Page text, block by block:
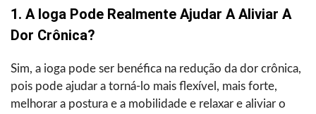
1. A Ioga Pode Realmente Ajudar A Aliviar A
Dor Crônica?
Sim, a ioga pode ser benéfica na redução da dor crônica,
pois pode ajudar a torná-lo mais flexível, mais forte,
melhorar a postura e a mobilidade e relaxar e aliviar o